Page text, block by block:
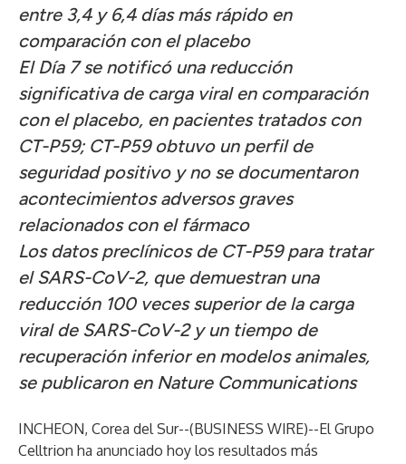
entre 3,4 y 6,4 días más rápido en
comparación con el placebo
El Día 7 se notificó una reducción
significativa de carga viral en comparación
con el placebo, en pacientes tratados con
CT-P59; CT-P59 obtuvo un perfil de
seguridad positivo y no se documentaron
acontecimientos adversos graves
relacionados con el fármaco
Los datos preclínicos de CT-P59 para tratar
el SARS-CoV-2, que demuestran una
reducción 100 veces superior de la carga
viral de SARS-CoV-2 y un tiempo de
recuperación inferior en modelos animales,
se publicaron en Nature Communications
INCHEON, Corea del Sur--(BUSINESS WIRE)--El Grupo
Celltrion ha anunciado hoy los resultados más